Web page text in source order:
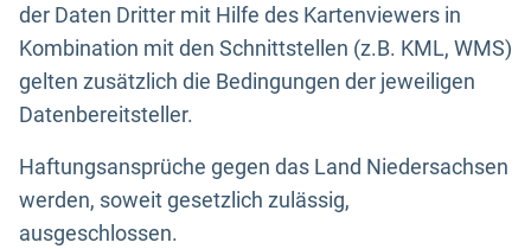
der Daten Dritter mit Hilfe des Kartenviewers in
Kombination mit den Schnittstellen (z.B. KML, WMS)
gelten zusätzlich die Bedingungen der jeweiligen
Datenbereitsteller.
Haftungsansprüche gegen das Land Niedersachsen
werden, soweit gesetzlich zulässig,
ausgeschlossen.